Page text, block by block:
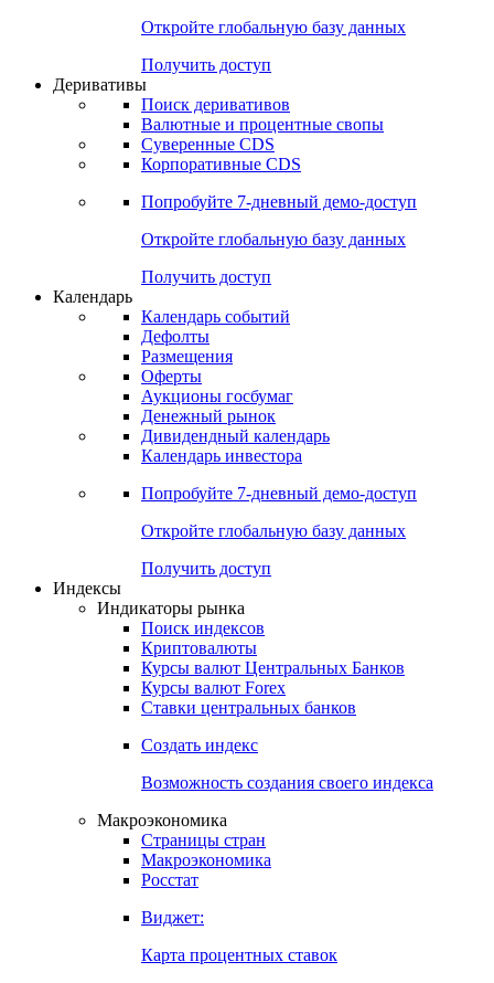
Откройте глобальную базу данных
Получить доступ
Деривативы
Поиск деривативов
Валютные и процентные свопы
Суверенные CDS
Корпоративные CDS
Попробуйте 7-дневный демо-доступ
Откройте глобальную базу данных
Получить доступ
Календарь
Календарь событий
Дефолты
Размещения
Оферты
Аукционы госбумаг
Денежный рынок
Дивидендный календарь
Календарь инвестора
Попробуйте 7-дневный демо-доступ
Откройте глобальную базу данных
Получить доступ
Индексы
Индикаторы рынка
Поиск индексов
Криптовалюты
Курсы валют Центральных Банков
Курсы валют Forex
Ставки центральных банков
Создать индекс
Возможность создания своего индекса
Макроэкономика
Страницы стран
Макроэкономика
Росстат
Виджет:
Карта процентных ставок